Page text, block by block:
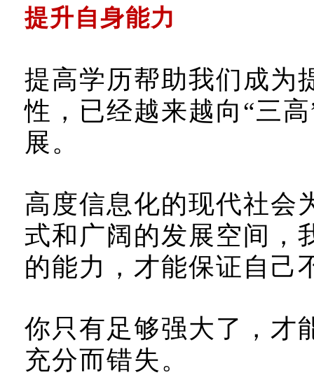
提升自身能力
提高学历帮助我们成为
性，已经越来越向“三
展。
高度信息化的现代社会
式和广阔的发展空间，
的能力，才能保证自己
你只有足够强大了，才
充分而错失。